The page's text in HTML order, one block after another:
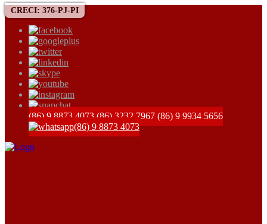
CRECI: 376-PJ-PI
(86) 9 8873 4073 (86) 3232 7967 (86) 9 9934 5656
(86) 9 8873 4073